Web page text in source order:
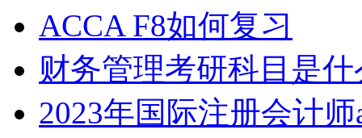
ACCA F8如何复习
财务管理考研科目是什
2023年国际注册会计